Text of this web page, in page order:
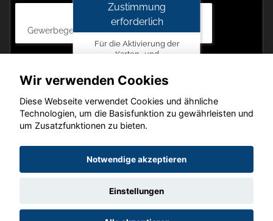
Autohaus Blunck
Gewerbegebiet am Mastweg 7, 18356 Barth
Zustimmung
erforderlich
Für die Aktivierung der
Karten- und
Zustimmung zu den
Datenschutzrichtlinien vom
erforderlich.
Zustimmen
und
aktivieren
Copyright © 2026. Autohaus Blunck
Datenschutz Impressum AGB
Wir verwenden Cookies
Diese Webseite verwendet Cookies und ähnliche
Technologien, um die Basisfunktion zu gewährleisten und
um Zusatzfunktionen zu bieten.
Notwendige akzeptieren
Einstellungen